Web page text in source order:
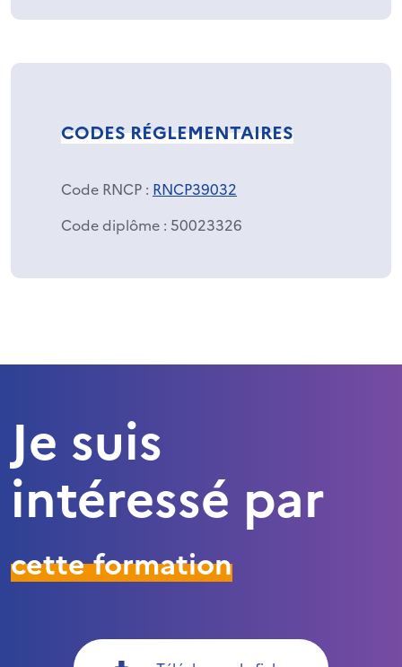
CODES RÉGLEMENTAIRES
Code RNCP : RNCP39032
Code diplôme : 50023326
Je suis
intéressé par
cette formation